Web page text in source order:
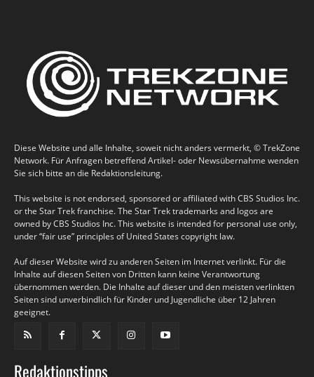
Diese Website und alle Inhalte, soweit nicht anders vermerkt, © TrekZone
Network. Für Anfragen betreffend Artikel- oder Newsübernahme wenden
Sie sich bitte an die Redaktionsleitung.
This website is not endorsed, sponsored or affiliated with CBS Studios Inc.
or the Star Trek franchise. The Star Trek trademarks and logos are
owned by CBS Studios Inc. This website is intended for personal use only,
under “fair use” principles of United States copyright law.
Auf dieser Website wird zu anderen Seiten im Internet verlinkt. Für die
Inhalte auf diesen Seiten von Dritten kann keine Verantwortung
übernommen werden. Die Inhalte auf dieser und den meisten verlinkten
Seiten sind unverbindlich für Kinder und Jugendliche über 12 Jahren
geeignet.
Redaktionstipps